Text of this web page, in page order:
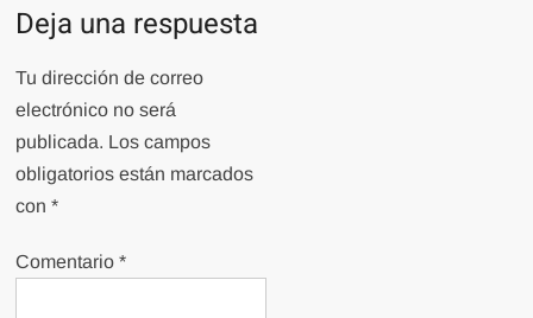
Deja una respuesta
Tu dirección de correo
electrónico no será
publicada. Los campos
obligatorios están marcados
con*
Comentario*